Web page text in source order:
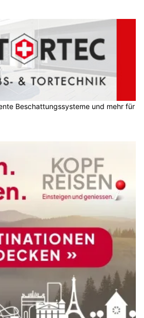
Beschattungssysteme und mehr für